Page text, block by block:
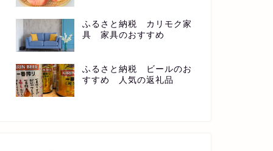
ふるさと納税 カリモク家
具 家具のおすすめ
ふるさと納税 ビールのお
すすめ 人気の返礼品